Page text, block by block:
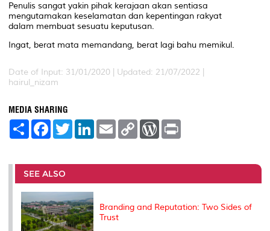
Penulis sangat yakin pihak kerajaan akan sentiasa
mengutamakan keselamatan dan kepentingan rakyat
dalam membuat sesuatu keputusan.
Ingat, berat mata memandang, berat lagi bahu memikul.
Date of Input: 31/01/2020 | Updated: 21/07/2022 |
hairul_nizam
MEDIA SHARING
S
e
F
a
b
o
o
k
T
w
t
r
L
e
I
E
m
l
C
L
n
W
P
e
t
SEE ALSO
Branding and Reputation: Two Sides of
Trust